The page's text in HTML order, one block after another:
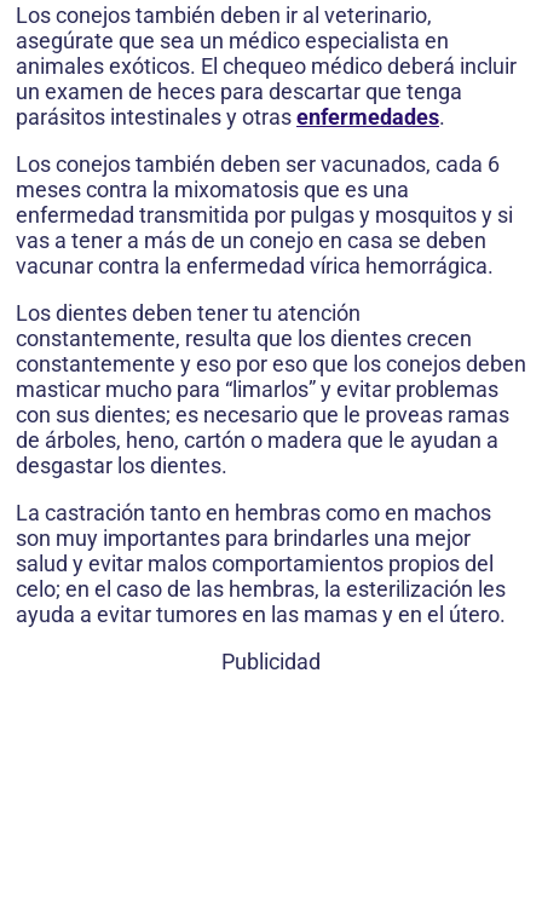
Los conejos también deben ir al veterinario,
asegúrate que sea un médico especialista en
animales exóticos. El chequeo médico deberá incluir
un examen de heces para descartar que tenga
parásitos intestinales y otrasenfermedades.
Los conejos también deben ser vacunados, cada 6
meses contra la mixomatosis que es una
enfermedad transmitida por pulgas y mosquitos y si
vas a tener a más de un conejo en casa se deben
vacunar contra la enfermedad vírica hemorrágica.
Los dientes deben tener tu atención
constantemente, resulta que los dientes crecen
constantemente y eso por eso que los conejos deben
masticar mucho para “limarlos” y evitar problemas
con sus dientes; es necesario que le proveas ramas
de árboles, heno, cartón o madera que le ayudan a
desgastar los dientes.
La castración tanto en hembras como en machos
son muy importantes para brindarles una mejor
salud y evitar malos comportamientos propios del
celo; en el caso de las hembras, la esterilización les
ayuda a evitar tumores en las mamas y en el útero.
Publicidad